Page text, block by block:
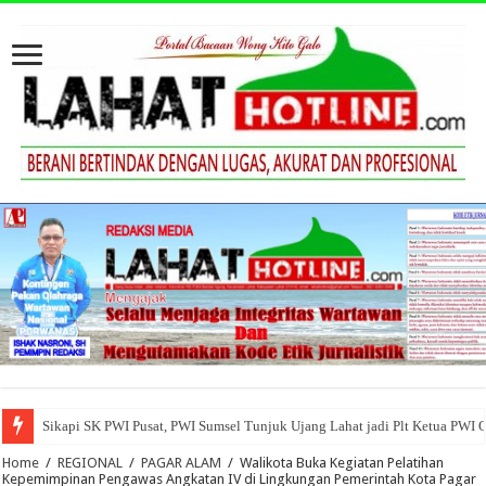
Sikapi SK PWI Pusat, PWI Sumsel Tunjuk Ujang Lahat jadi Plt Ketua PWI
Home / REGIONAL / PAGAR ALAM / Walikota Buka Kegiatan Pelatihan
Kepemimpinan Pengawas Angkatan IV di Lingkungan Pemerintah Kota Pagar